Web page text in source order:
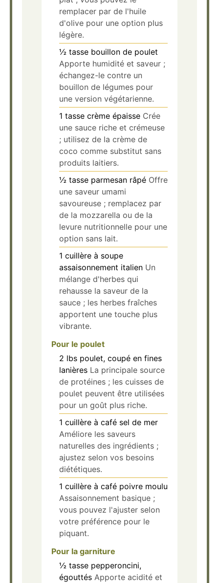
remplacer par de l'huile
d'olive pour une option plus
légère.
½ tasse bouillon de poulet
Apporte humidité et saveur ;
échangez-le contre un
bouillon de légumes pour
une version végétarienne.
1 tasse crème épaisse Crée
une sauce riche et crémeuse
; utilisez de la crème de
coco comme substitut sans
produits laitiers.
½ tasse parmesan râpé Offre
une saveur umami
savoureuse ; remplacez par
de la mozzarella ou de la
levure nutritionnelle pour une
option sans lait.
1 cuillère à soupe
assaisonnement italien Un
mélange d'herbes qui
rehausse la saveur de la
sauce ; les herbes fraîches
apportent une touche plus
vibrante.
Pour le poulet
2 lbs poulet, coupé en fines
lanières La principale source
de protéines ; les cuisses de
poulet peuvent être utilisées
pour un goût plus riche.
1 cuillère à café sel de mer
Améliore les saveurs
naturelles des ingrédients ;
ajustez selon vos besoins
diététiques.
1 cuillère à café poivre moulu
Assaisonnement basique ;
vous pouvez l'ajuster selon
votre préférence pour le
piquant.
Pour la garniture
½ tasse pepperoncini,
égouttés Apporte acidité et